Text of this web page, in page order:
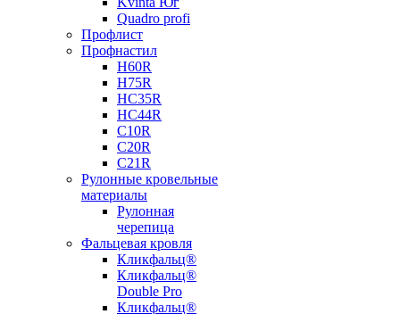
Quadro profi
Профлист
Профнастил
Н60R
Н75R
НС35R
НС44R
С10R
С20R
С21R
Рулонные кровельные
материалы
Рулонная
черепица
Фальцевая кровля
Кликфальц®
Кликфальц®
Double Pro
Кликфальц®